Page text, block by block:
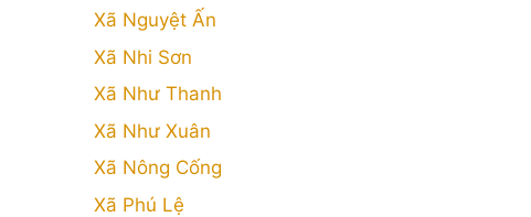
Xã Nguyệt Ấn
Xã Nhi Sơn
Xã Như Thanh
Xã Như Xuân
Xã Nông Cống
Xã Phú Lệ